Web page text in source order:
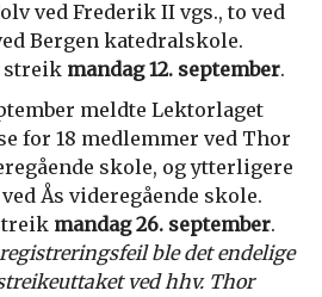
ved Frederik II vgs., to ved
Bergen katedralskole.
streik mandag 12. september.
meldte Lektorlaget
for 18 medlemmer ved Thor
skole, og ytterligere
Ås videregående skole.
mandag 26. september.
ble det endelige
ved hhv. Thor